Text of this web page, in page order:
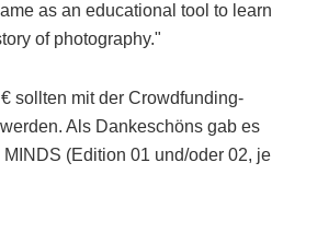
as an educational tool to learn
of photography."
sollten mit der Crowdfunding-
Als Dankeschöns gab es
(Edition 01 und/oder 02, je